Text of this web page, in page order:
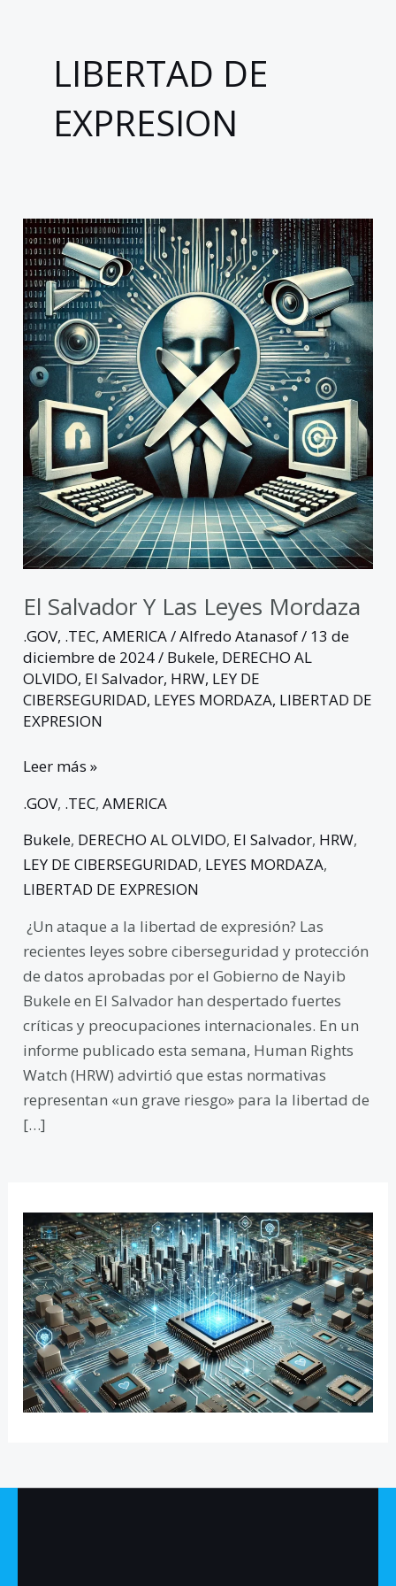
LIBERTAD DE
EXPRESION
El Salvador Y Las Leyes Mordaza
.GOV, .TEC,AMERICA/Alfredo Atanasof/ 13 de
diciembre de 2024/ Bukele, DERECHO AL
OLVIDO, El Salvador, HRW, LEY DE
CIBERSEGURIDAD, LEYES MORDAZA, LIBERTAD DE
EXPRESION
El
Salvador
y
las
leyes
mordaza
Leer más »
.GOV, .TEC,AMERICA
Bukele, DERECHO AL OLVIDO, El Salvador, HRW,
LEY DE CIBERSEGURIDAD, LEYES MORDAZA,
LIBERTAD DE EXPRESION
¿Un ataque a la libertad de expresión? Las
recientes leyes sobre ciberseguridad y protección
de datos aprobadas por el Gobierno de Nayib
Bukele en El Salvador han despertado fuertes
críticas y preocupaciones internacionales. En un
informe publicado esta semana, Human Rights
Watch (HRW) advirtió que estas normativas
representan «un grave riesgo» para la libertad de
[…]